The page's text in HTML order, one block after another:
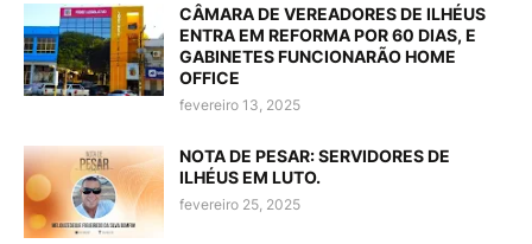
CÂMARA DE VEREADORES DE ILHÉUS
ENTRA EM REFORMA POR 60 DIAS, E
GABINETES FUNCIONARÃO HOME
OFFICE
fevereiro 13, 2025
NOTA DE PESAR: SERVIDORES DE
ILHÉUS EM LUTO.
fevereiro 25, 2025